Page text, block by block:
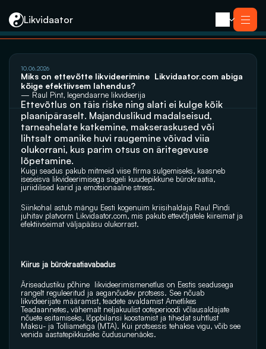
Likvidaator
Ликвидация с продажей
Ликвидация компании
Реорганизация
Банкротство
Закрытие компании e-резидента
Kontakt
10.06.2026
Miks on ettevõtte likvideerimine  Likvidaator.com abiga
kõige efektiivsem lahendus?
— Raul Pint, legendaarne likvideerija
Ettevõtlus on täis riske ning alati ei kulge kõik
plaanipäraselt. Majanduslikud madalseisud,
tarneahelate katkemine, makseraskused või
lihtsalt omanike huvi raugemine võivad viia
olukorrani, kus parim otsus on äritegevuse
lõpetamine.
Kuigi seadus pakub mitmeid viise firma sulgemiseks, kaasneb
iseseisva likvideerimisega sageli kuudepikkune bürokraatia,
juriidilised karid ja emotsionaalne stress.
Siinkohal astub mängu Eesti kogenuim kriisihaldaja Raul Pindi
juhitav platvorm Likvidaator.com, mis pakub ettevõtjatele kiireimat ja
efektiivseimat väljapääsu olukorrast.
Kiirus ja bürokraatiavabadus
Äriseadustiku põhine  likvideerimismenetlus on Eestis seadusega
rangelt reguleeritud ja aeganõudev protsess. See nõuab
likvideerijate määramist, teadete avaldamist Ametlikes
Teadaannetes, vähemalt neljakuulist ooteperioodi võlausaldajate
nõuete esitamiseks, lõppbilansi koostamist ja tihedat suhtlust
Maksu- ja Tolliametiga (MTA). Kui protsessis tehakse vigu, võib see
venida aastatepikkuseks õudusunenäoks.